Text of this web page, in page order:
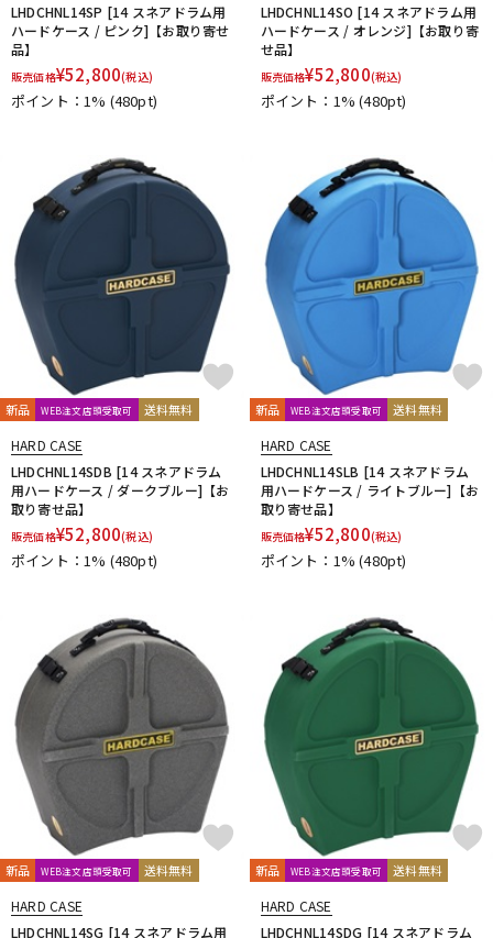
LHDCHNL14SP [14 スネアドラム用
ハードケース / ピンク]【お取り寄せ
品】
販売価格¥52,800(税込)
ポイント：1% (480pt)
LHDCHNL14SO [14 スネアドラム用
ハードケース / オレンジ]【お取り寄
せ品】
販売価格¥52,800(税込)
ポイント：1%(480pt)
新品 WEB注文店頭受取可 送料無料
HARD CASE
LHDCHNL14SDB [14 スネアドラム
用ハードケース / ダークブルー]【お
取り寄せ品】
販売価格¥52,800(税込)
ポイント：1% (480pt)
新品 WEB注文店頭受取可 送料無料
HARD CASE
LHDCHNL14SLB [14 スネアドラム
用ハードケース / ライトブルー]【お
取り寄せ品】
販売価格¥52,800(税込)
ポイント：1%(480pt)
新品 WEB注文店頭受取可 送料無料
HARD CASE
LHDCHNL14SG [14 スネアドラム用
新品 WEB注文店頭受取可 送料無料
HARD CASE
LHDCHNL14SDG [14 スネアドラム